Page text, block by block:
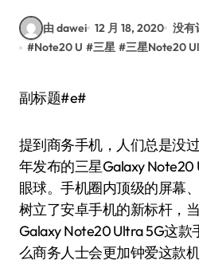
由 dawei 12 月 18, 2020 没有
#Note20 U #三星 #三星Note20
副标题#e#
提到商务手机，人们总是没
年发布的三星Galaxy Note20
眼球。手机圈内顶级的屏幕
树立了安卓手机的新标杆，
Galaxy Note20 Ultra 5G这
么商务人士会更加钟爱这款